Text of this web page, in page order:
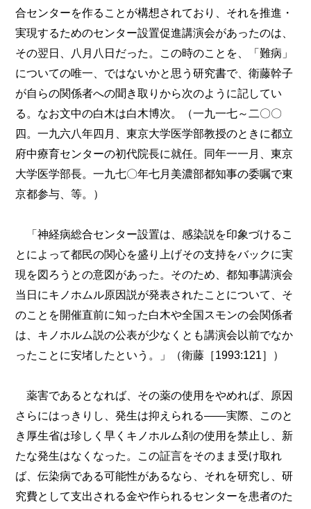
合センターを作ることが構想されており、それを推進・
実現するためのセンター設置促進講演会があったのは、
その翌日、八月八日だった。この時のことを、「難病」
についての唯一、ではないかと思う研究書で、衛藤幹子
が自らの関係者への聞き取りから次のように記してい
る。なお文中の白木は白木博次。（一九一七～二〇〇
四。一九六八年四月、東京大学医学部教授のときに都立
府中療育センターの初代院長に就任。同年一一月、東京
大学医学部長。一九七〇年七月美濃部都知事の委嘱で東
京都参与、等。）
「神経病総合センター設置は、感染説を印象づけるこ
とによって都民の関心を盛り上げその支持をバックに実
現を図ろうとの意図があった。そのため、都知事講演会
当日にキノホムル原因説が発表されたことについて、そ
のことを開催直前に知った白木や全国スモンの会関係者
は、キノホルム説の公表が少なくとも講演会以前でなか
ったことに安堵したという。」（衛藤［1993:121］）
薬害であるとなれば、その薬の使用をやめれば、原因
さらにはっきりし、発生は抑えられる――実際、このと
き厚生省は珍しく早くキノホルム剤の使用を禁止し、新
たな発生はなくなった。この証言をそのまま受け取れ
ば、伝染病である可能性があるなら、それを研究し、研
究費として支出される金や作られるセンターを患者のた